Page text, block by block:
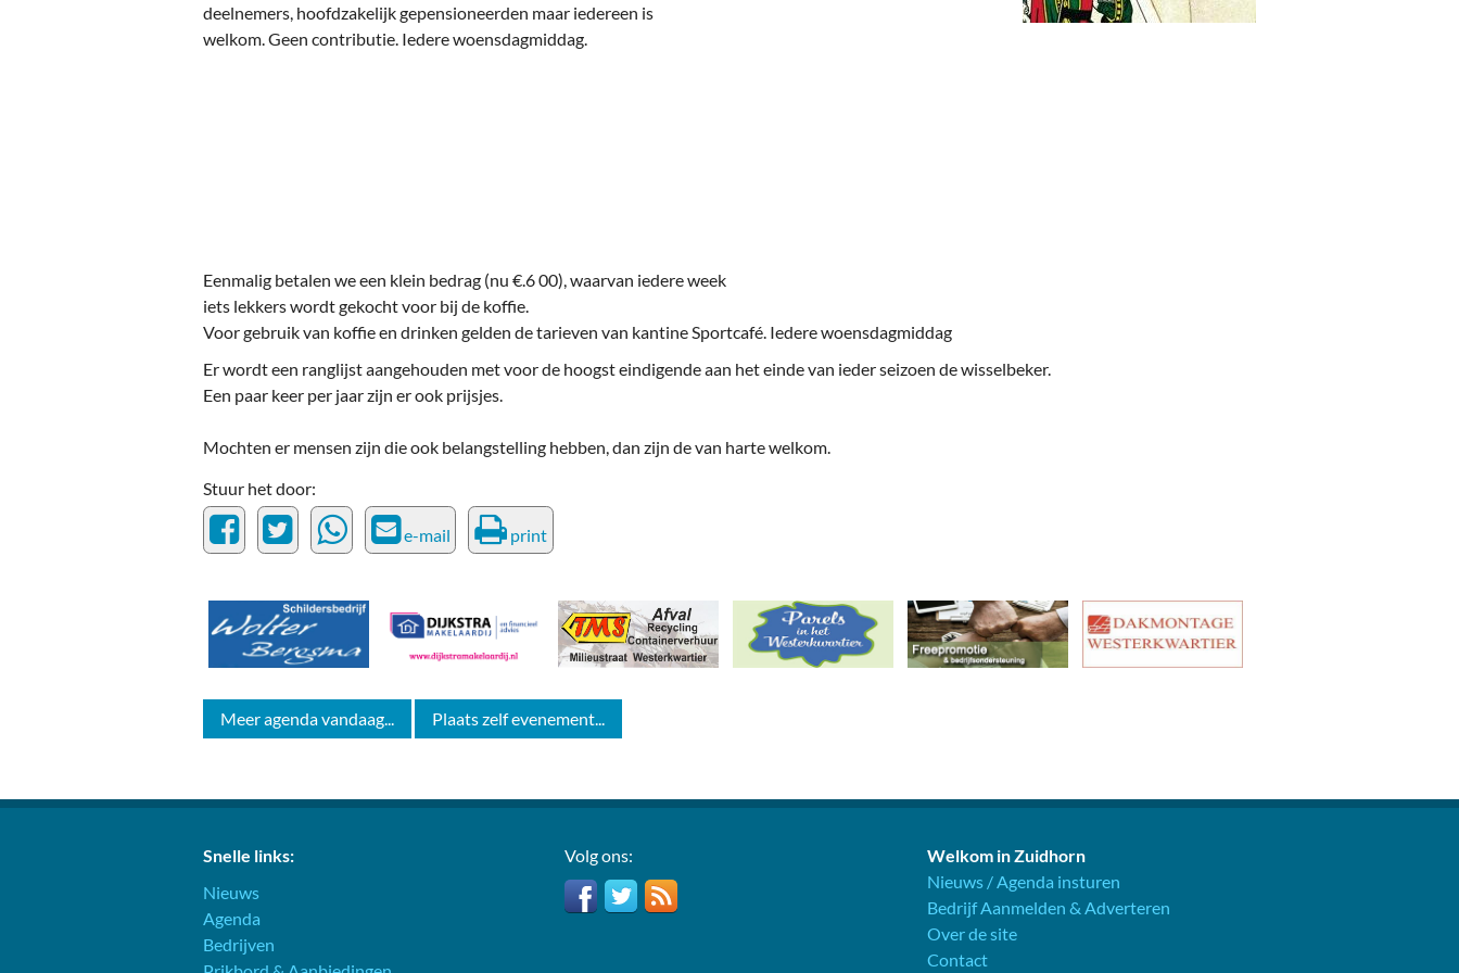
Politieke Partijen
Bedrijven van Vroeger
deelnemers, hoofdzakelijk gepensioneerden maar iedereen is
welkom. Geen contributie. Iedere woensdagmiddag.
Eenmalig betalen we een klein bedrag (nu €.6 00), waarvan iedere week
iets lekkers wordt gekocht voor bij de koffie.
Voor gebruik van koffie en drinken gelden de tarieven van kantine Sportcafé. Iedere woensdagmiddag
Er wordt een ranglijst aangehouden met voor de hoogst eindigende aan het einde van ieder seizoen de wisselbeker.
Een paar keer per jaar zijn er ook prijsjes.
Mochten er mensen zijn die ook belangstelling hebben, dan zijn de van harte welkom.
Stuur het door:
e-mail print
Meer agenda vandaag... Plaats zelf evenement...
Snelle links:
Nieuws
Agenda
Bedrijven
Volg ons:
Welkom in Zuidhorn
Nieuws / Agenda insturen
Bedrijf Aanmelden & Adverteren
Over de site
Contact